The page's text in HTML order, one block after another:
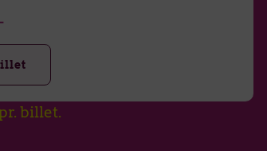
billet.